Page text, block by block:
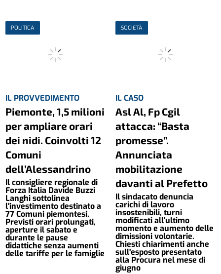
POLITICA
IL PROVVEDIMENTO
Piemonte, 1,5 milioni
per ampliare orari
dei nidi. Coinvolti 12
Comuni
dell’Alessandrino
Il consigliere regionale di
Forza Italia Davide Buzzi
Langhi sottolinea
l'investimento destinato a
77 Comuni piemontesi.
Previsti orari prolungati,
aperture il sabato e
durante le pause
didattiche senza aumenti
delle tariffe per le famiglie
SOCIETÀ
IL CASO
Asl Al, Fp Cgil
attacca: “Basta
promesse”.
Annunciata
mobilitazione
davanti al Prefetto
Il sindacato denuncia
carichi di lavoro
insostenibili, turni
modificati all'ultimo
momento e aumento delle
dimissioni volontarie.
Chiesti chiarimenti anche
sull'esposto presentato
alla Procura nel mese di
giugno